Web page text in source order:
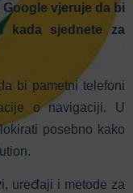
vjeruje da bi
kada sjednete za
bi pametni telefoni
o navigaciji. U
posebno kako
uređaji i metode za